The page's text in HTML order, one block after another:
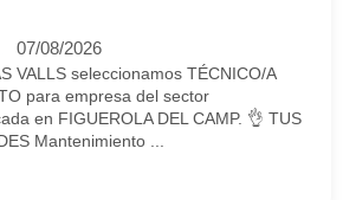
07/08/2026
VALLS seleccionamos TÉCNICO/A
para empresa del sector
en FIGUEROLA DEL CAMP. 👌 TUS
Mantenimiento ...